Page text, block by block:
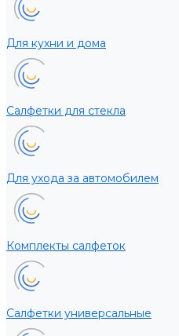
Для кухни и дома
Салфетки для стекла
Для ухода за автомобилем
Комплекты салфеток
Салфетки универсальные